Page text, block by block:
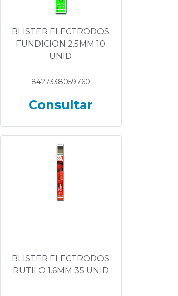
BLISTER ELECTRODOS
FUNDICION 2.5MM 10
UNID
8427338059760
Consultar
BLISTER ELECTRODOS
RUTILO 1.6MM 35 UNID